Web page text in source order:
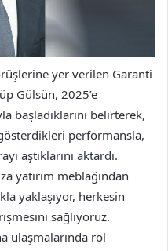
yer verilen Garanti
Gülsün, 2025’e
başladıklarını belirterek,
performansla,
aştıklarını aktardı.
yatırım meblağından
yaklaşıyor, herkesin
sağlıyoruz.
ulaşmalarında rol